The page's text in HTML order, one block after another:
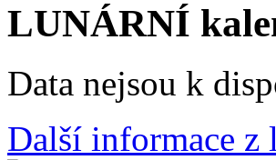
LUNÁRNÍ
Data nejsou k
Další informace z